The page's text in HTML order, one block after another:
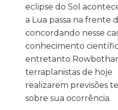
eclipse do Sol
a Lua passa na frente
concordando nesse
conhecimento
entretanto
terraplanistas de hoje
realizarem previsões
sobre sua ocorrência.